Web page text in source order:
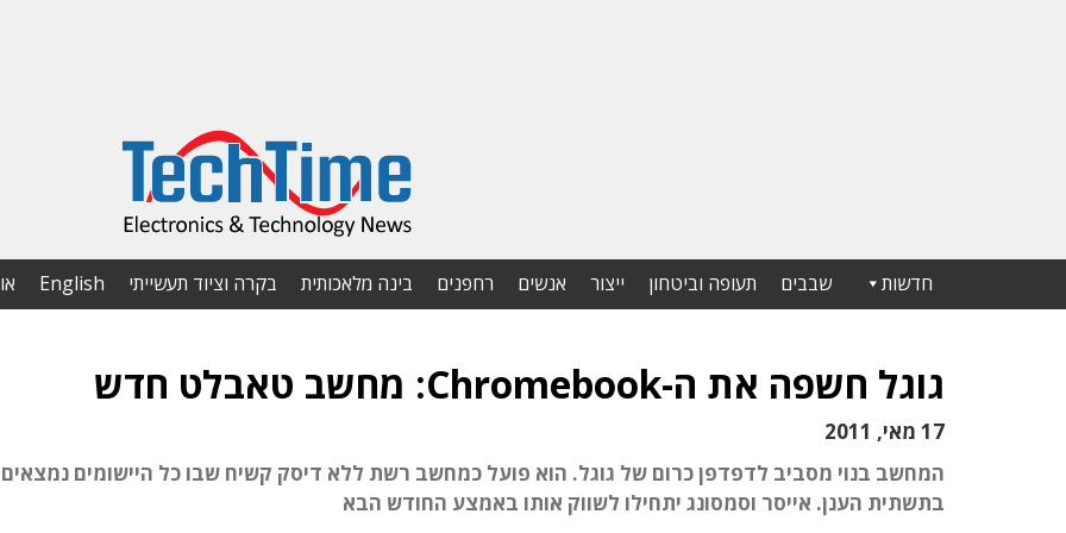
חדשות שבבים תעופה וביטחון ייצור אנשים רחפנים בינה מלאכותית בקרה וציוד תעשייתי English
גוגל חשפה את ה-Chromebook: מחשב טאבלט חדש
17 מאי, 2011
המחשב בנוי מסביב לדפדפן כרום של גוגל. הוא פועל כמחשב רשת ללא דיסק קשיח שבו כל היישומים נמצאים
בתשתית הענן. אייסר וסמסונג יתחילו לשווק אותו באמצע החודש הבא